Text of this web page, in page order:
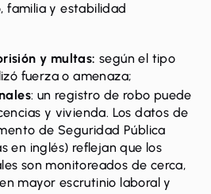
familia y estabilidad
y multas: según el tipo
fuerza o amenaza;
: un registro de robo puede
y vivienda. Los datos de
de Seguridad Pública
en inglés) reflejan que los
son monitoreados de cerca,
mayor escrutinio laboral y